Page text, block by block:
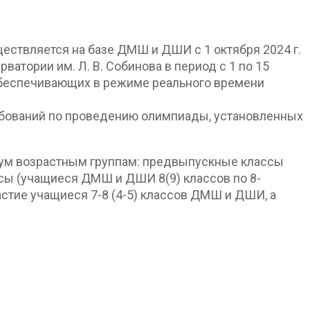
на базе ДМШ и ДШИ с 1 октября 2024 г.
им. Л. В. Собинова в период с 1 по 15
в режиме реального времени
по проведению олимпиады, установленных
возрастным группам: предвыпускные классы
(учащиеся ДМШ и ДШИ 8(9) классов по 8-
учащиеся 7-8 (4-5) классов ДМШ и ДШИ, а